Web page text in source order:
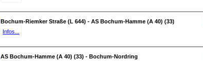
Bochum-Riemker Straße (L 644) - AS Bochum-Hamme (A 40) (33)
Infos...
AS Bochum-Hamme (A 40) (33) - Bochum-Nordring